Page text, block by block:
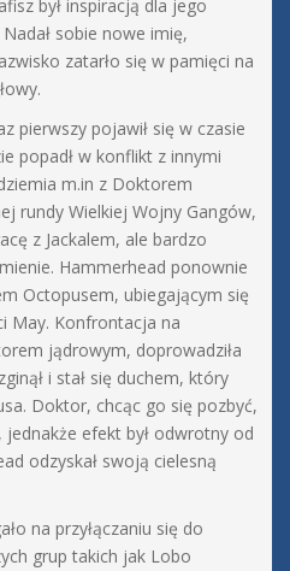
był inspiracją dla jego
sobie nowe imię,
zatarło się w pamięci na
pierwszy pojawił się w czasie
popadł w konflikt z innymi
m.in z Doktorem
rundy Wielkiej Wojny Gangów,
z Jackalem, ale bardzo
Hammerhead ponownie
Octopusem, ubiegającym się
May. Konfrontacja na
jądrowym, doprowadziła
i stał się duchem, który
Doktor, chcąc go się pozbyć,
jednakże efekt był odwrotny od
odzyskał swoją cielesną
na przyłączaniu się do
grup takich jak Lobo